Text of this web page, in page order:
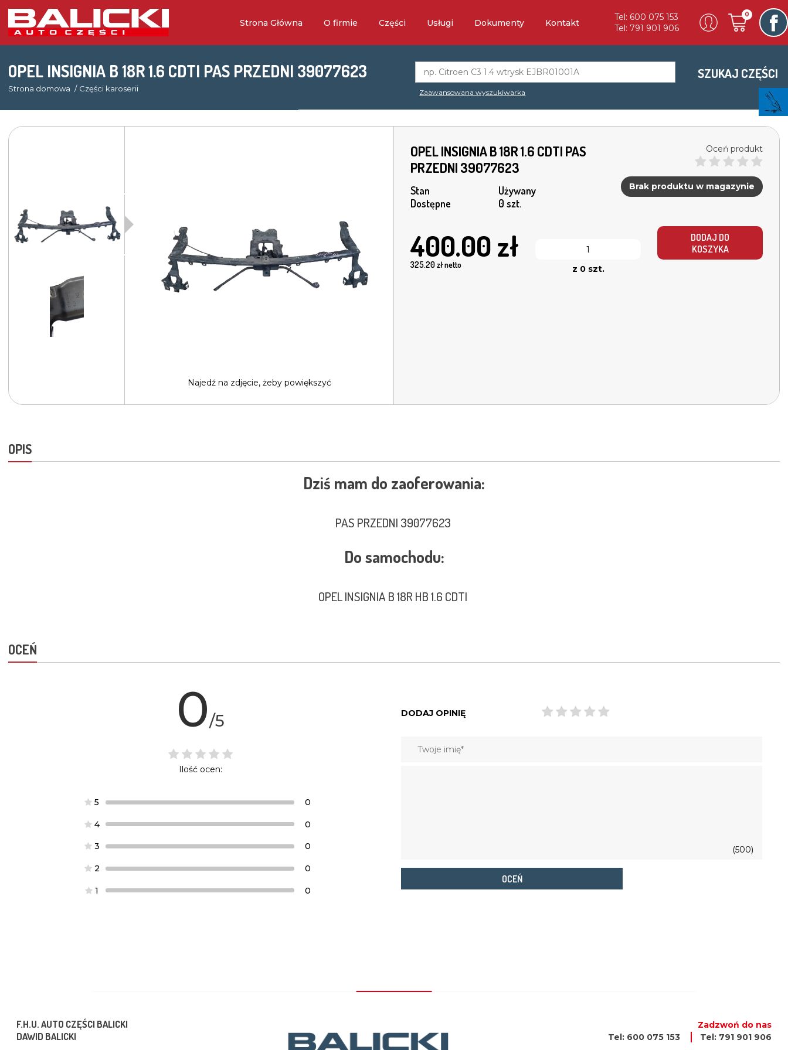
Strona Główna O firmie Części Usługi Dokumenty Kontakt
Tel: 600 075 153
Tel: 791 901 906
0
OPEL INSIGNIA B 18R 1.6 CDTI PAS PRZEDNI 39077623
Strona domowa Części karoserii Zaawansowana wyszukiwarka
SZUKAJ CZĘŚCI
Najedź na zdjęcie, żeby powiększyć
OPEL INSIGNIA B 18R 1.6 CDTI PAS
PRZEDNI 39077623
Stan
Używany
Dostępne
0 szt.
Oceń produkt
Brak produktu w magazynie
400.00 zł
325.20zł netto z 0 szt.
DODAJ DO
KOSZYKA
OPIS
Dziś mam do zaoferowania:
PAS PRZEDNI 39077623
Do samochodu:
OPEL INSIGNIA B 18R HB 1.6 CDTI
OCEŃ
0/5
Ilość ocen:
5 0
4 0
3 0
2 0
1 0
DODAJ OPINIĘ
(500)
OCEŃ
F.H.U. AUTO CZĘŚCI BALICKI
DAWID BALICKI
Zadzwoń do nas
Tel: 600 075 153
Tel: 791 901 906